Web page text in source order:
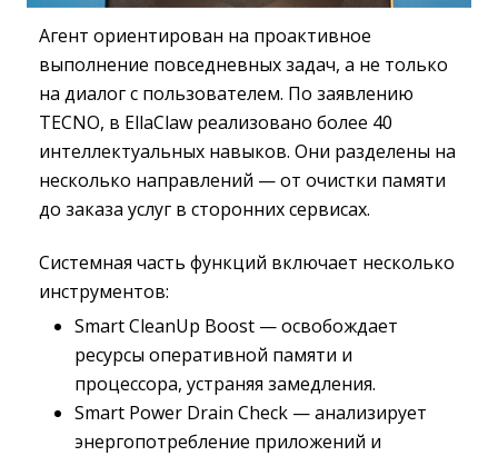
Агент ориентирован на проактивное
выполнение повседневных задач, а не только
на диалог с пользователем. По заявлению
TECNO, в EllaClaw реализовано более 40
интеллектуальных навыков. Они разделены на
несколько направлений — от очистки памяти
до заказа услуг в сторонних сервисах.
Системная часть функций включает несколько
инструментов:
Smart CleanUp Boost — освобождает
ресурсы оперативной памяти и
процессора, устраняя замедления.
Smart Power Drain Check — анализирует
энергопотребление приложений и